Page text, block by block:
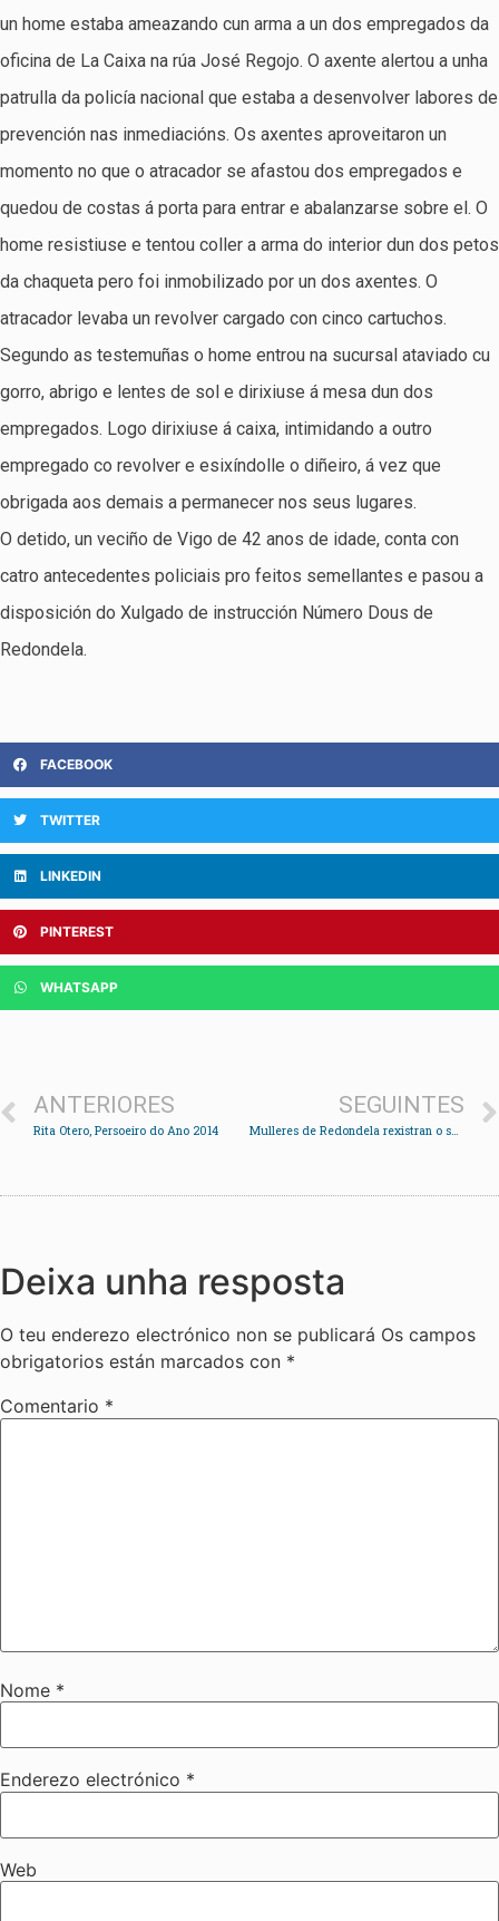
un home estaba ameazando cun arma a un dos empregados da
oficina de La Caixa na rúa José Regojo. O axente alertou a unha
patrulla da policía nacional que estaba a desenvolver labores de
prevención nas inmediacións. Os axentes aproveitaron un
momento no que o atracador se afastou dos empregados e
quedou de costas á porta para entrar e abalanzarse sobre el. O
home resistiuse e tentou coller a arma do interior dun dos petos
da chaqueta pero foi inmobilizado por un dos axentes. O
atracador levaba un revolver cargado con cinco cartuchos.
Segundo as testemuñas o home entrou na sucursal ataviado cu
gorro, abrigo e lentes de sol e dirixiuse á mesa dun dos
empregados. Logo dirixiuse á caixa, intimidando a outro
empregado co revolver e esixíndolle o diñeiro, á vez que
obrigada aos demais a permanecer nos seus lugares.
O detido, un veciño de Vigo de 42 anos de idade, conta con
catro antecedentes policiais pro feitos semellantes e pasou a
disposición do Xulgado de instrucción Número Dous de
Redondela.
FACEBOOK
TWITTER
LINKEDIN
PINTEREST
WHATSAPP
ANTERIORES
Rita Otero, Persoeiro do Ano 2014
SEGUINTES
Mulleres de Redondela rexistran o seu corpo para protestar contra a reforma da lei do aborto
Deixa unha resposta
O teu enderezo electrónico non se publicará Os campos
obrigatorios están marcados con *
Comentario *
Nome *
Enderezo electrónico *
Web